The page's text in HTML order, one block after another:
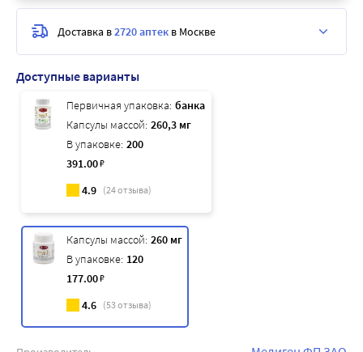
Доступные варианты
Первичная упаковка: банка
Капсулы массой: 260,3 мг
В упаковке: 200
391.00₽
4.9 (24отзыва)
Капсулы массой: 260 мг
В упаковке: 120
177.00₽
4.6 (53отзыва)
Доставка в2720 аптек в Москве